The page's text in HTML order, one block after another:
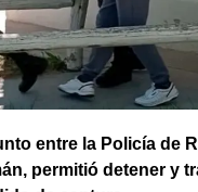
entre la Policía de
permitió detener y